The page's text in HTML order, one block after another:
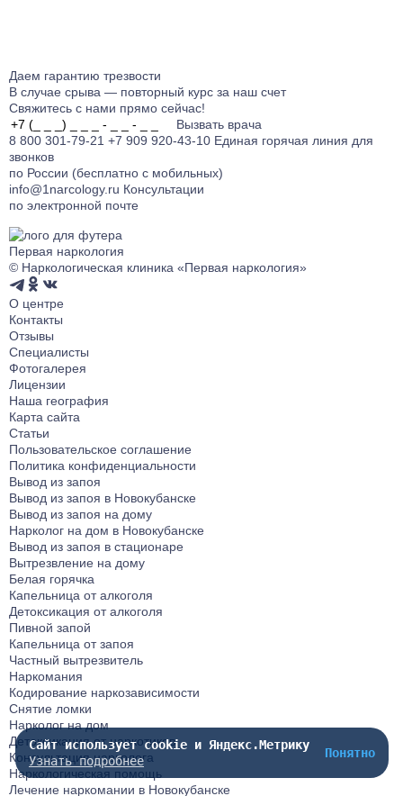
Даем гарантию трезвости
В случае срыва — повторный курс за наш счет
Свяжитесь с нами прямо сейчас!
Вызвать врача
8 800 301-79-21 +7 909 920-43-10 Единая горячая линия для
звонков
по России (бесплатно с мобильных)
info@1narcology.ru Консультации
по электронной почте
Первая наркология
© Наркологическая клиника «Первая наркология»
О центре
Контакты
Отзывы
Специалисты
Фотогалерея
Лицензии
Наша география
Карта сайта
Статьи
Пользовательское соглашение
Политика конфиденциальности
Вывод из запоя
Вывод из запоя в Новокубанске
Вывод из запоя на дому
Нарколог на дом в Новокубанске
Вывод из запоя в стационаре
Вытрезвление на дому
Белая горячка
Капельница от алкоголя
Детоксикация от алкоголя
Пивной запой
Капельница от запоя
Частный вытрезвитель
Наркомания
Кодирование наркозависимости
Снятие ломки
Нарколог на дом
Детоксикация от наркотиков
Консультация нарколога
Наркологическая помощь
Лечение наркомании в Новокубанске
Сайт использует cookie и Яндекс.Метрику
Узнать подробнее
Понятно